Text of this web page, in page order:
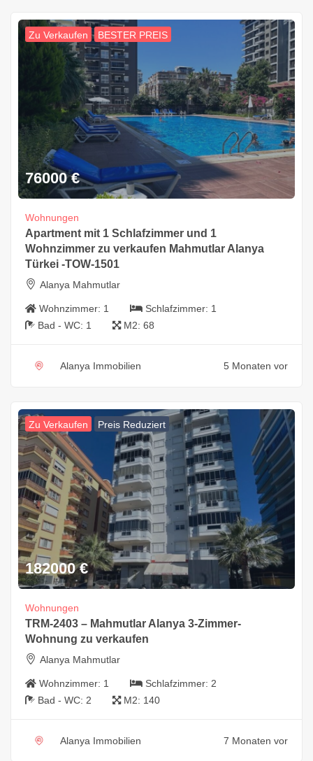
Zu Verkaufen BESTER PREIS
76000 €
Wohnungen
Apartment mit 1 Schlafzimmer und 1
Wohnzimmer zu verkaufen Mahmutlar Alanya
Türkei -TOW-1501
Alanya Mahmutlar
Wohnzimmer: 1 Schlafzimmer: 1
Bad - WC: 1 M2: 68
Alanya Immobilien 5 Monaten vor
Zu Verkaufen Preis Reduziert
182000 €
Wohnungen
TRM-2403 – Mahmutlar Alanya 3-Zimmer-
Wohnung zu verkaufen
Alanya Mahmutlar
Wohnzimmer: 1 Schlafzimmer: 2
Bad - WC: 2 M2: 140
Alanya Immobilien 7 Monaten vor